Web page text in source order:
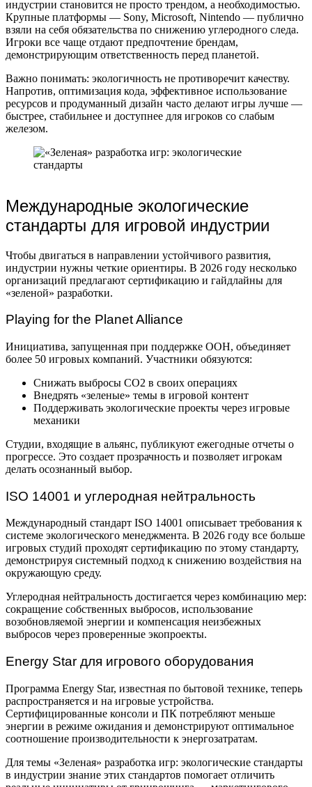
индустрии становится не просто трендом, а необходимостью.
Крупные платформы — Sony, Microsoft, Nintendo — публично
взяли на себя обязательства по снижению углеродного следа.
Игроки все чаще отдают предпочтение брендам,
демонстрирующим ответственность перед планетой.
Важно понимать: экологичность не противоречит качеству.
Напротив, оптимизация кода, эффективное использование
ресурсов и продуманный дизайн часто делают игры лучше —
быстрее, стабильнее и доступнее для игроков со слабым
железом.
Международные экологические
стандарты для игровой индустрии
Чтобы двигаться в направлении устойчивого развития,
индустрии нужны четкие ориентиры. В 2026 году несколько
организаций предлагают сертификацию и гайдлайны для
«зеленой» разработки.
Playing for the Planet Alliance
Инициатива, запущенная при поддержке ООН, объединяет
более 50 игровых компаний. Участники обязуются:
Снижать выбросы CO2 в своих операциях
Внедрять «зеленые» темы в игровой контент
Поддерживать экологические проекты через игровые
механики
Студии, входящие в альянс, публикуют ежегодные отчеты о
прогрессе. Это создает прозрачность и позволяет игрокам
делать осознанный выбор.
ISO 14001 и углеродная нейтральность
Международный стандарт ISO 14001 описывает требования к
системе экологического менеджмента. В 2026 году все больше
игровых студий проходят сертификацию по этому стандарту,
демонстрируя системный подход к снижению воздействия на
окружающую среду.
Углеродная нейтральность достигается через комбинацию мер:
сокращение собственных выбросов, использование
возобновляемой энергии и компенсация неизбежных
выбросов через проверенные экопроекты.
Energy Star для игрового оборудования
Программа Energy Star, известная по бытовой технике, теперь
распространяется и на игровые устройства.
Сертифицированные консоли и ПК потребляют меньше
энергии в режиме ожидания и демонстрируют оптимальное
соотношение производительности к энергозатратам.
Для темы «Зеленая» разработка игр: экологические стандарты
в индустрии знание этих стандартов помогает отличить